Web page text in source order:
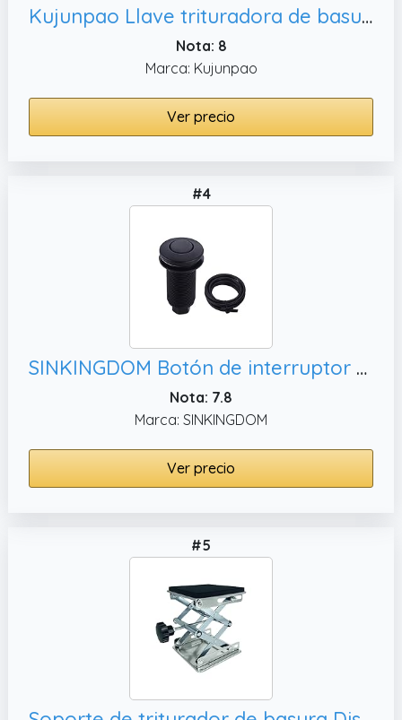
Kujunpao Llave trituradora de basura compatible con trituradores de basura Moen, elimina cómodamente los atascos del fregadero de la cocina y el desorden desde arriba del fregadero
Nota: 8
Marca: Kujunpao
Ver precio
#4
SINKINGDOM Botón de interruptor activado por aire para desagüe de fregadero, color negro mate
Nota: 7.8
Marca: SINKINGDOM
Ver precio
#5